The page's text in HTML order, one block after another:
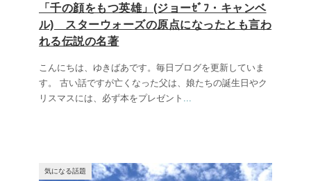
「千の顔をもつ英雄」(ジョーｾﾞﾌ・キャンベ
ル) スターウォーズの原点になったとも言わ
れる伝説の名著
こんにちは、ゆきばあです。毎日ブログを更新していま
す。 古い話ですが亡くなった父は、娘たちの誕生日やク
リスマスには、必ず本をプレゼント ...
気になる話題